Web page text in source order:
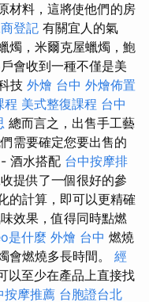
材料，這將使他們的房
登記 有關宜人的氣
燭，米爾克屋蠟燭，鮑
會收到一種不僅是美
技 外燴 台中 外燴佈置
程 美式整復課程 台中
總而言之，出售手工藝
需要確定您要出售的
酒水搭配 台中按摩排
提供了一個很好的參
的計算，即可以更精確
效果，值得同時點燃
是什麼 外燴 台中 燃燒
會燃燒多長時間。 經
以至少在產品上直接找
按摩推薦 台胞證台北